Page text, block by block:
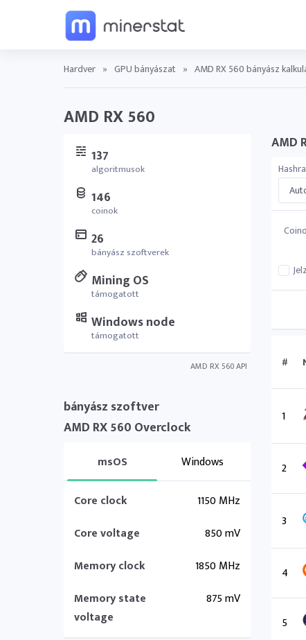
Hardver » GPU bányászat » AMD RX 560 bányász
AMD RX 560
137
algoritmusok
146
coinok
26
bányász szoftverek
Mining OS
támogatott
Windows node
támogatott
AMD RX 560 API
bányász szoftver
AMD RX 560 Overclock
msOS Windows
Core clock
1150 MHz
Core voltage
850 mV
Memory clock
1850 MHz
Memory state
voltage
875 mV
AMD
#
1
2
3
4
5